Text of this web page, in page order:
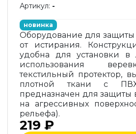
Артикул: -
новинка
Оборудование для защиты
от истирания.
удобна для установки
использования
текстильный протектор,
плотной ткани с
предназначен для защиты
на агрессивных
рельефа).
219 ₽